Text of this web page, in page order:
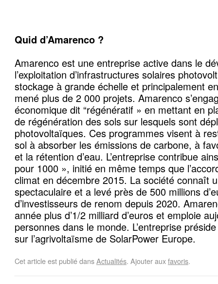
Quid d’Amarenco ?
Amarenco est une entreprise active dans le
l’exploitation d’infrastructures solaires
stockage à grande échelle et principalement
mené plus de 2 000 projets. Amarenco
économique dit “régénératif » en mettant en
de régénération des sols sur lesquels sont
photovoltaïques. Ces programmes visent à
sol à absorber les émissions de carbone, à
et la rétention d’eau. L’entreprise contribue
pour 1000 », initié en même temps que
climat en décembre 2015. La société connaît
spectaculaire et a levé près de 500 millions
d’investisseurs de renom depuis 2020.
année plus d’1/2 milliard d’euros et emploie
personnes dans le monde. L’entreprise
sur l’agrivoltaïsme de SolarPower Europe.
Cet article est publié dansActualités. Ajouter auxfavoris.